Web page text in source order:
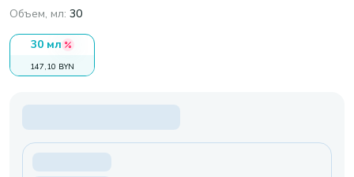
Объем, мл: 30
30 мл
147,10 BYN